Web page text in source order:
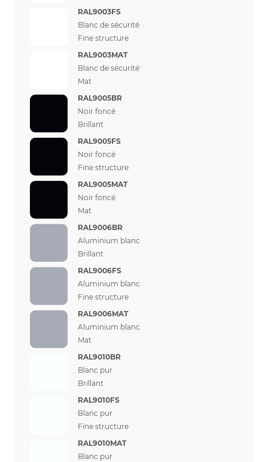
RAL9003FS
Blanc de sécurité
Fine structure
RAL9003MAT
Blanc de sécurité
Mat
RAL9005BR
Noir foncé
Brillant
RAL9005FS
Noir foncé
Fine structure
RAL9005MAT
Noir foncé
Mat
RAL9006BR
Aluminium blanc
Brillant
RAL9006FS
Aluminium blanc
Fine structure
RAL9006MAT
Aluminium blanc
Mat
RAL9010BR
Blanc pur
Brillant
RAL9010FS
Blanc pur
Fine structure
RAL9010MAT
Blanc pur